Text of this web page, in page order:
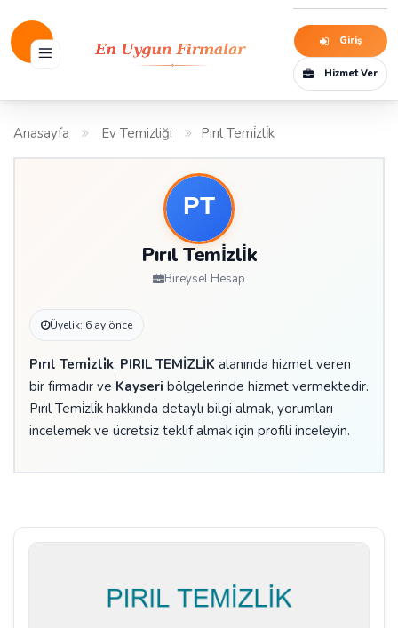
Giriş
Hizmet Ver
Anasayfa Ev Temizliği Pırıl Temi̇zli̇k
Pırıl Temi̇zli̇k
Bireysel Hesap
Üyelik: 6 ay önce
Pırıl Temi̇zli̇k, PIRIL TEMİZLİK alanında hizmet veren
bir firmadır ve Kayseri bölgelerinde hizmet vermektedir.
Pırıl Temi̇zli̇k hakkında detaylı bilgi almak, yorumları
incelemek ve ücretsiz teklif almak için profili inceleyin.